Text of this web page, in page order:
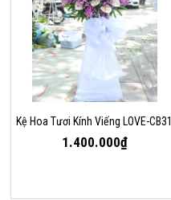
Kệ Hoa Tươi Kính Viếng LOVE-CB31
1.400.000₫